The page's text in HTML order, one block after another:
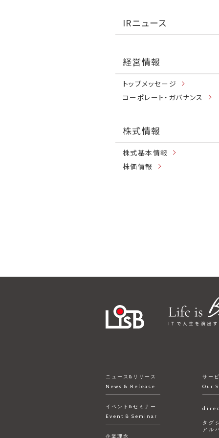
IRニュース
経営情報
トップメッセージ
コーポレート・ガバナンス
株式情報
株式基本情報
株価情報
ニュース&リリース
News & Release
イベント&セミナー
Event & Seminar
企業理念
サー
Our
タグ
アル